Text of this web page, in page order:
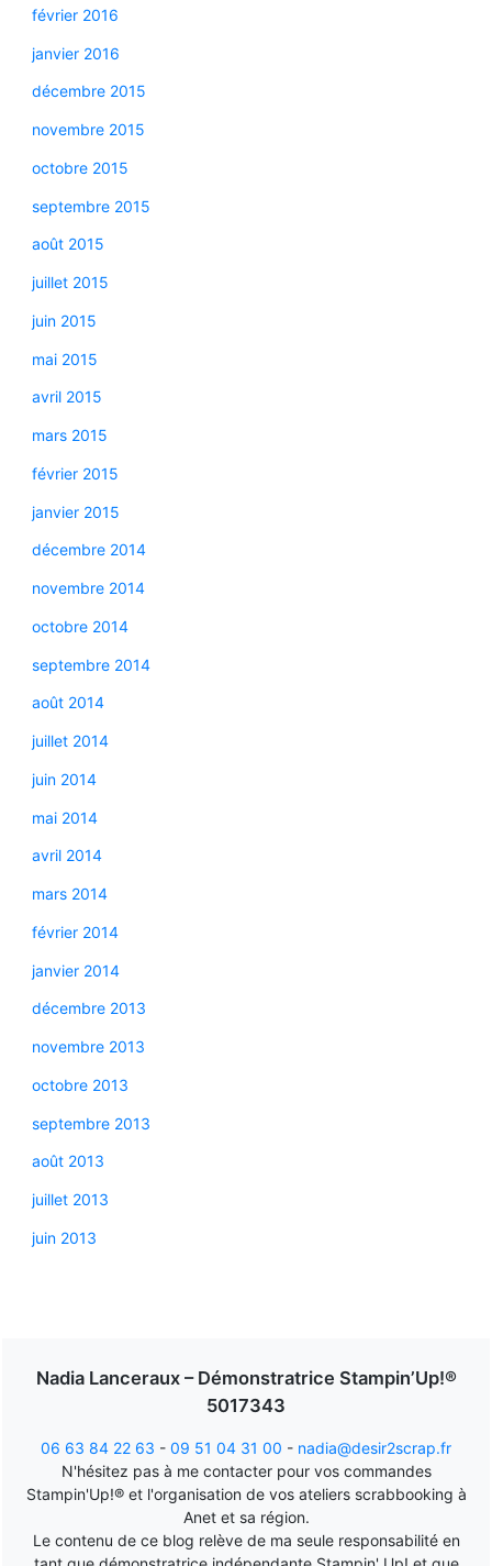
février 2016
janvier 2016
décembre 2015
novembre 2015
octobre 2015
septembre 2015
août 2015
juillet 2015
juin 2015
mai 2015
avril 2015
mars 2015
février 2015
janvier 2015
décembre 2014
novembre 2014
octobre 2014
septembre 2014
août 2014
juillet 2014
juin 2014
mai 2014
avril 2014
mars 2014
février 2014
janvier 2014
décembre 2013
novembre 2013
octobre 2013
septembre 2013
août 2013
juillet 2013
juin 2013
Nadia Lanceraux – Démonstratrice Stampin’Up!®
5017343
06 63 84 22 63 - 09 51 04 31 00 - nadia@desir2scrap.fr
N'hésitez pas à me contacter pour vos commandes
Stampin'Up!® et l'organisation de vos ateliers scrabbooking à
Anet et sa région.
Le contenu de ce blog relève de ma seule responsabilité en